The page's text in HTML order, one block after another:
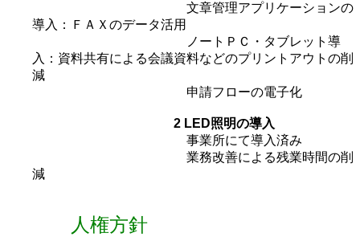
文章管理アプリケーションの
導入：ＦＡＸのデータ活用
ノートＰＣ・タブレット導
入：資料共有による会議資料などのプリントアウトの削
減
申請フローの電子化
2 LED照明の導入
事業所にて導入済み
業務改善による残業時間の削
減
人権方針